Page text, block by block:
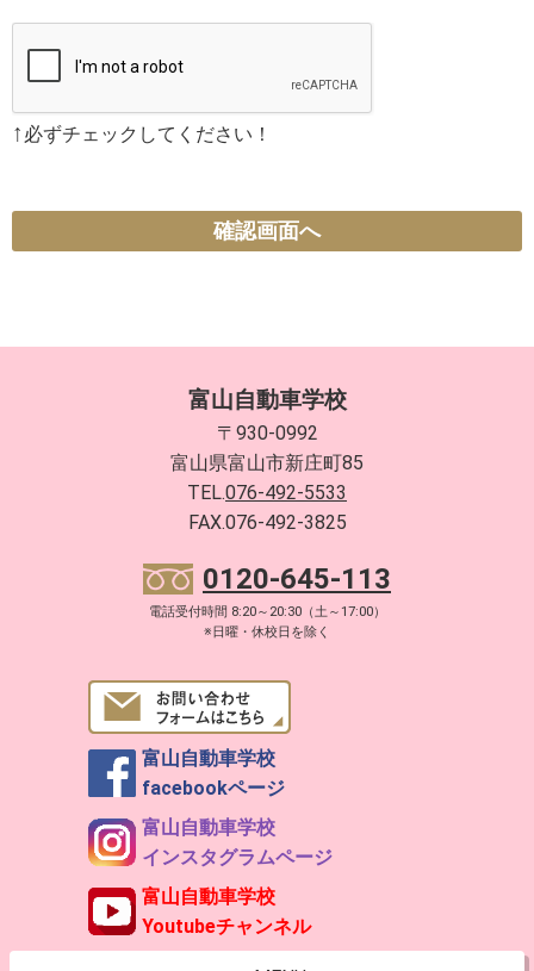
↑ 必ずチェックしてください！
確認画面へ
富山自動車学校
〒930-0992
富山県富山市新庄町85
TEL.076-492-5533
FAX.076-492-3825
0120-645-113
電話受付時間 8:20～20:30（土～17:00）
※日曜・休校日を除く
富山自動車学校
facebookページ
富山自動車学校
インスタグラムページ
富山自動車学校
Youtubeチャンネル